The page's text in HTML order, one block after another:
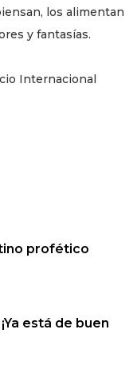
los alimentan
y fantasías.
Internacional
profético
está de buen